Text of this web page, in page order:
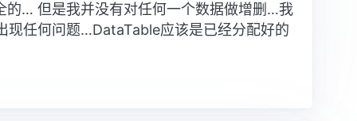
的… 但是我并没有对任何一个数据做增删…我
现任何问题…DataTable应该是已经分配好的